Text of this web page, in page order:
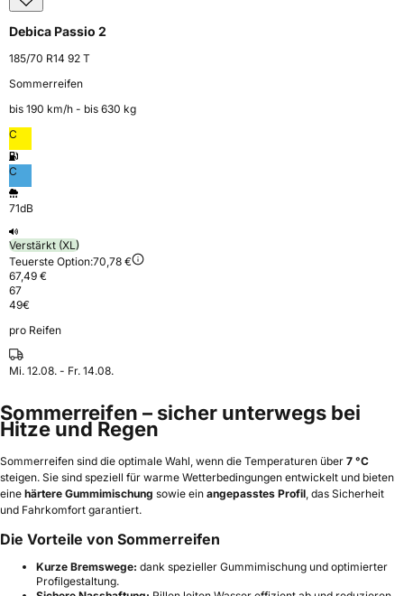
Debica Passio 2
185/70 R14 92 T
Sommerreifen
bis 190 km⁠/⁠h - bis 630 kg
C
C
71dB
Verstärkt (XL)
Teuerste Option:70,78 €
67,49 €
67
49€
pro Reifen
Mi. 12.08. - Fr. 14.08.
Sommerreifen – sicher unterwegs bei
Hitze und Regen
Sommerreifen sind die optimale Wahl, wenn die Temperaturen über 7 °C
steigen. Sie sind speziell für warme Wetterbedingungen entwickelt und bieten
eine härtere Gummimischung sowie ein angepasstes Profil, das Sicherheit
und Fahrkomfort garantiert.
Die Vorteile von Sommerreifen
Kurze Bremswege: dank spezieller Gummimischung und optimierter
Profilgestaltung.